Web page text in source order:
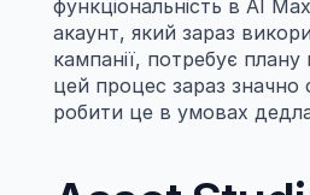
функціональність в AI
акаунт, який зараз
кампанії, потребує плану
цей процес зараз значно
робити це в умовах